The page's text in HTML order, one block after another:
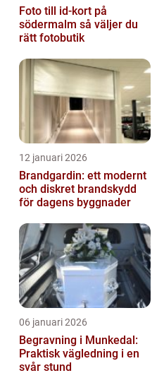
Foto till id-kort på
södermalm så väljer du
rätt fotobutik
12 januari 2026
Brandgardin: ett modernt
och diskret brandskydd
för dagens byggnader
06 januari 2026
Begravning i Munkedal:
Praktisk vägledning i en
svår stund